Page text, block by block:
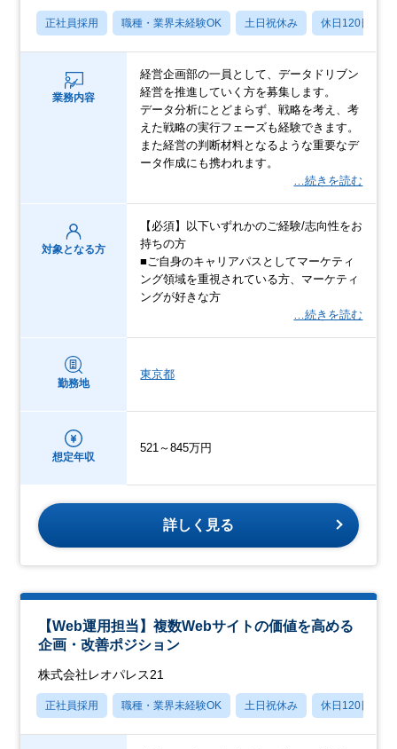
正社員採用 職種・業界未経験OK 土日祝休み 休日120日以上
業務内容
経営企画部の一員として、データドリブン
経営を推進していく方を募集します。
データ分析にとどまらず、戦略を考え、考
えた戦略の実行フェーズも経験できます。
また経営の判断材料となるような重要なデ
ータ作成にも携われます。
…続きを読む
対象となる方
【必須】以下いずれかのご経験/志向性をお
持ちの方
■ご自身のキャリアパスとしてマーケティ
ング領域を重視されている方、マーケティ
ングが好きな方
…続きを読む
勤務地
東京都
想定年収
521～845万円
詳しく見る
【Web運用担当】複数Webサイトの価値を高める
企画・改善ポジション
株式会社レオパレス21
正社員採用 職種・業界未経験OK 土日祝休み 休日120日以上